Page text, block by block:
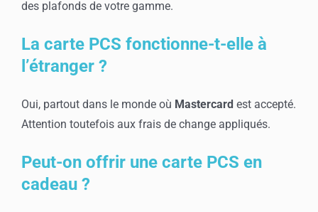
des plafonds de votre gamme.
La carte PCS fonctionne-t-elle à
l’étranger ?
Oui, partout dans le monde où Mastercard est accepté.
Attention toutefois aux frais de change appliqués.
Peut-on offrir une carte PCS en
cadeau ?